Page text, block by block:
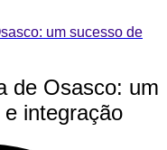
um sucesso de
de Osasco: um
integração